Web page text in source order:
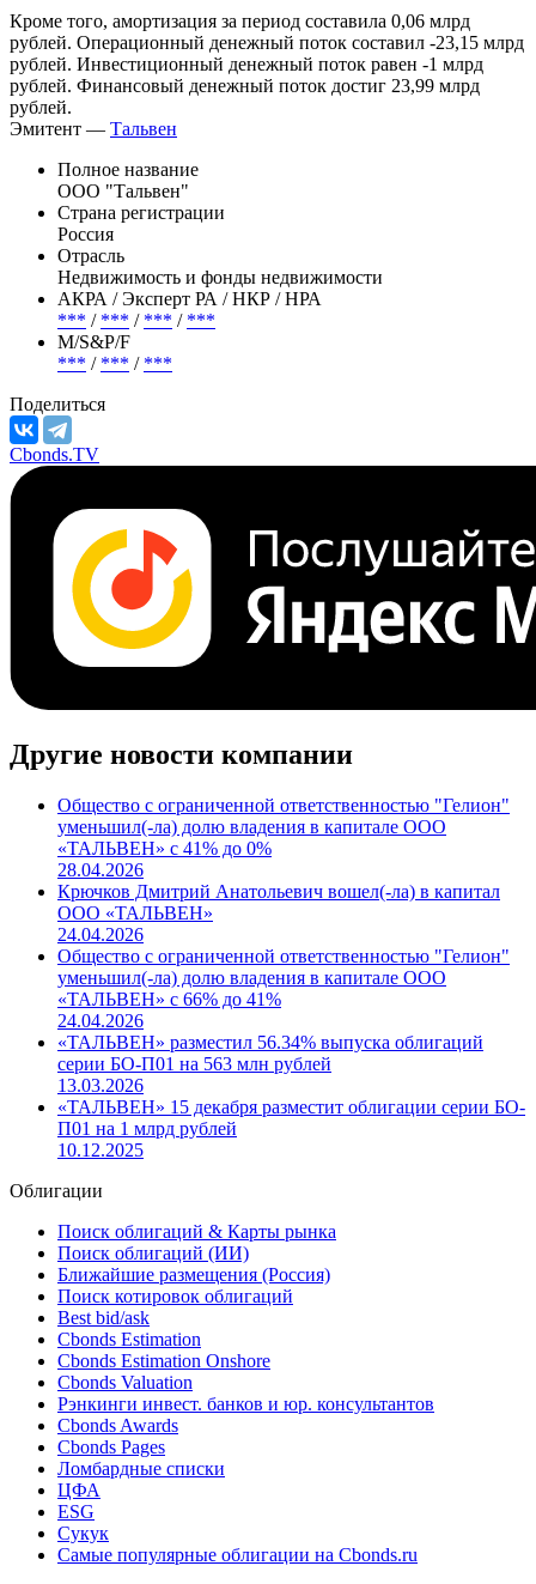
отчетности компании, по итогам 12 мес. 2025 г. составил 61,68
млрд рублей, что больше чистого долга годом ранее на
36.77%. Облигационный долг достиг 0,25 млрд рублей.
Кроме того, амортизация за период составила 0,06 млрд
рублей. Операционный денежный поток составил -23,15 млрд
рублей. Финансовый денежный поток достиг 23,99 млрд
рублей.
Эмитент —Тальвен
Полное название
ООО "Тальвен"
Страна регистрации
Россия
Отрасль
Недвижимость и фонды недвижимости
***/***
М/S&P/F
***/
Поделиться
Cbonds.TV
Другие новости компании
Общество с ограниченной ответственностью "Гелион"
уменьшил(-ла) долю владения в капитале ООО
«ТАЛЬВЕН» с 41% до 0%
28.04.2026
Крючков Дмитрий Анатольевич вошел(-ла) в капитал
ООО «ТАЛЬВЕН»
24.04.2026
Общество с ограниченной ответственностью "Гелион"
уменьшил(-ла) долю владения в капитале ООО
«ТАЛЬВЕН» с 66% до 41%
24.04.2026
«ТАЛЬВЕН» разместил 56.34% выпуска облигаций
серии БО-П01 на 563 млн рублей
«ТАЛЬВЕН» 15 декабря разместит облигации серии БО-
10.12.2025
Облигации
Поиск облигаций & Карты рынка
Поиск облигаций (ИИ)
Ближайшие размещения (Россия)
Поиск котировок облигаций
Best bid/ask
Cbonds Estimation
Cbonds Estimation Onshore
Cbonds Valuation
Рэнкинги инвест. банков и юр. консультантов
Cbonds Awards
Cbonds Pages
Ломбардные списки